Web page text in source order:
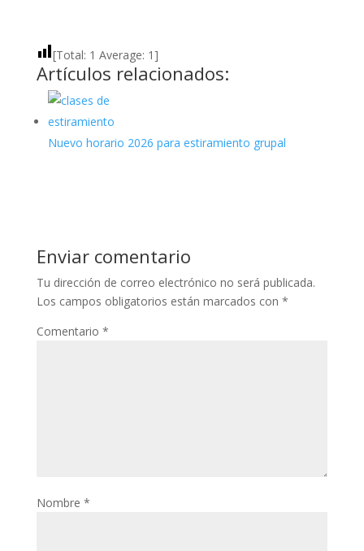
[Total: 1 Average: 1]
Artículos relacionados:
Nuevo horario 2026 para estiramiento grupal
Enviar comentario
Tu dirección de correo electrónico no será publicada.
Los campos obligatorios están marcados con *
Comentario *
Nombre *